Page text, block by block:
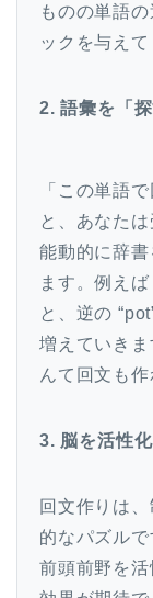
ものの単語
ックを与えて
2. 語彙を「
「この単語
と、あなた
能動的に辞
ます。例え
と、逆の
増えていき
んて回文も作
3. 脳を活性
回文作りは
的なパズル
前頭前野を